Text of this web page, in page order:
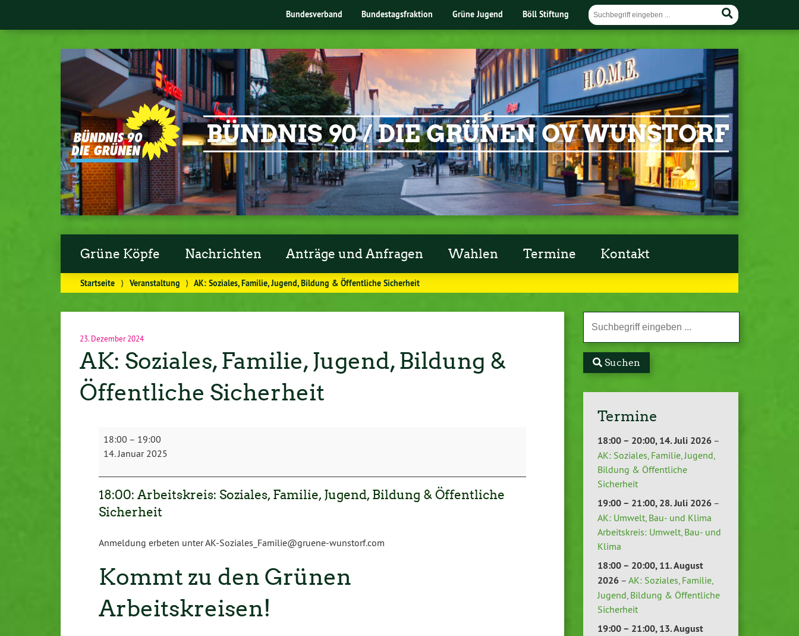
Bundesverband Bundestagsfraktion Grüne Jugend Böll Stiftung
BÜNDNIS 90 / DIE GRÜNEN OV WUNSTORF
Grüne Köpfe Nachrichten Anträge und Anfragen Wahlen Termine Kontakt
Startseite ⟩ Veranstaltung ⟩ AK: Soziales, Familie, Jugend, Bildung & Öffentliche Sicherheit
23. Dezember 2024
AK: Soziales, Familie, Jugend, Bildung &
Öffentliche Sicherheit
AK:
Soziales,
Jugend,
Bildung
&
Öffentliche
18:00 – 19:00
14. Januar 2025
18:00: Arbeitskreis: Soziales, Familie, Jugend, Bildung & Öffentliche
Sicherheit
Anmeldung erbeten unter AK-Soziales_Familie@gruene-wunstorf.com
Kommt zu den Grünen
Arbeitskreisen!
Suchen
Termine
18:00 – 20:00,14. Juli 2026–
AK: Soziales, Familie, Jugend,
Bildung & Öffentliche
Sicherheit
19:00 – 21:00,28. Juli 2026–
AK: Umwelt, Bau- und Klima
Arbeitskreis: Umwelt, Bau- und
Klima
18:00 – 20:00,11. August
2026– AK: Soziales, Familie,
Jugend, Bildung & Öffentliche
Sicherheit
19:00 – 21:00,13. August